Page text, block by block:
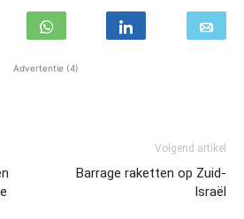
Advertentie (4)
Volgend artikel
Barrage raketten op Zuid-
Israël